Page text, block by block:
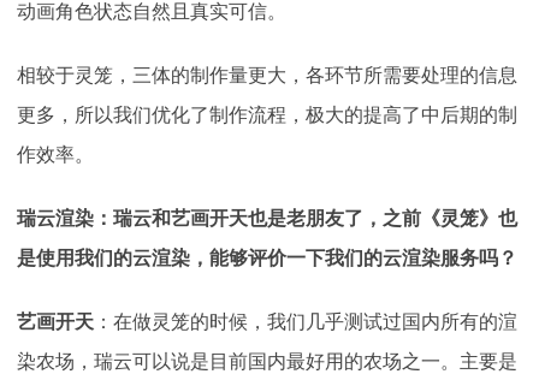
动画角色状态自然且真实可信。
相较于灵笼，三体的制作量更大，各环节所需要处理的信息
更多，所以我们优化了制作流程，极大的提高了中后期的制
作效率。
瑞云渲染：瑞云和艺画开天也是老朋友了，之前《灵笼》也
是使用我们的云渲染，能够评价一下我们的云渲染服务吗？
艺画开天 ： 在做灵笼的时候，我们几乎测试过国内所有的渲
染农场，瑞云可以说是目前国内最好用的农场之一。主要是